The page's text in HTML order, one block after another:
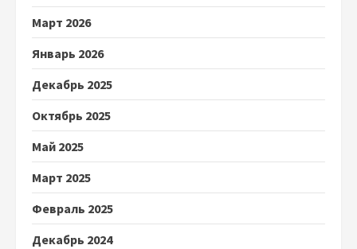
Март 2026
Январь 2026
Декабрь 2025
Октябрь 2025
Май 2025
Март 2025
Февраль 2025
Декабрь 2024